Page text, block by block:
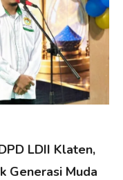
LDII Klaten,
Generasi Muda